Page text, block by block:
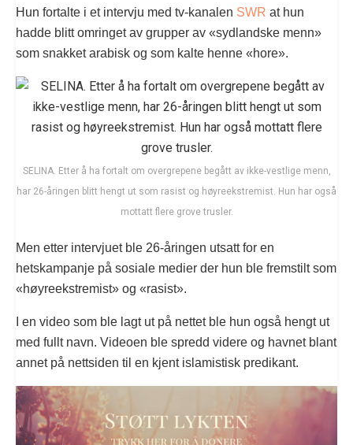
Hun fortalte i et intervju med tv-kanalen SWR at hun
hadde blitt omringet av grupper av «sydlandske menn»
som snakket arabisk og som kalte henne «hore».
SELINA. Etter å ha fortalt om overgrepene begått av ikke-vestlige menn,
har 26-åringen blitt hengt ut som rasist og høyreekstremist. Hun har også
mottatt flere grove trusler.
Men etter intervjuet ble 26-åringen utsatt for en
hetskampanje på sosiale medier der hun ble fremstilt som
«høyreekstremist» og «rasist».
I en video som ble lagt ut på nettet ble hun også hengt ut
med fullt navn. Videoen ble spredd videre og havnet blant
annet på nettsiden til en kjent islamistisk predikant.